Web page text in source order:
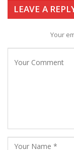
LEAVE A
Your